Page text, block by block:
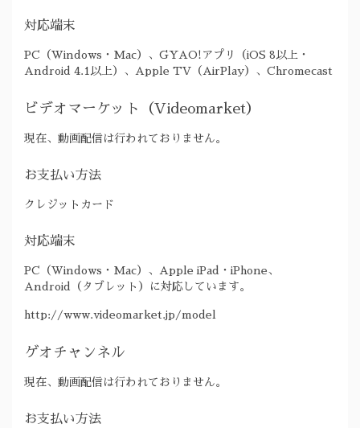
対応端末
PC（Windows・Mac）、GYAO!アプリ（iOS 8以上・
Android 4.1以上）、Apple TV（AirPlay）、Chromecast
ビデオマーケット（Videomarket）
現在、動画配信は行われておりません。
お支払い方法
クレジットカード
対応端末
PC（Windows・Mac）、Apple iPad・iPhone、
Android（タブレット）に対応しています。
http://www.videomarket.jp/model
ゲオチャンネル
現在、動画配信は行われておりません。
お支払い方法